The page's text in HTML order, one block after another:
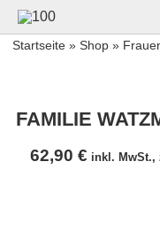
Startseite» Shop»
FAMILIE
62,90€ inkl. MwSt.,